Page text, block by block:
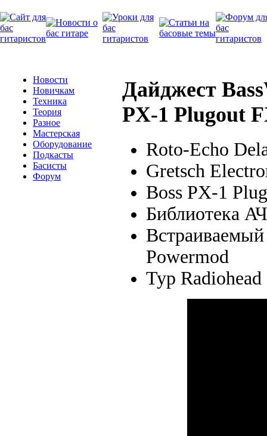
Новости
Новичкам
Техника
Теория
Разное
Мастерская
Оборудование
Подкасты
Басисты
Форум
Дайджест
PX-1 Plugout
Roto-Echo
Gretsch
Boss PX-1
Библиотека
Powermod
Тур Radiohead